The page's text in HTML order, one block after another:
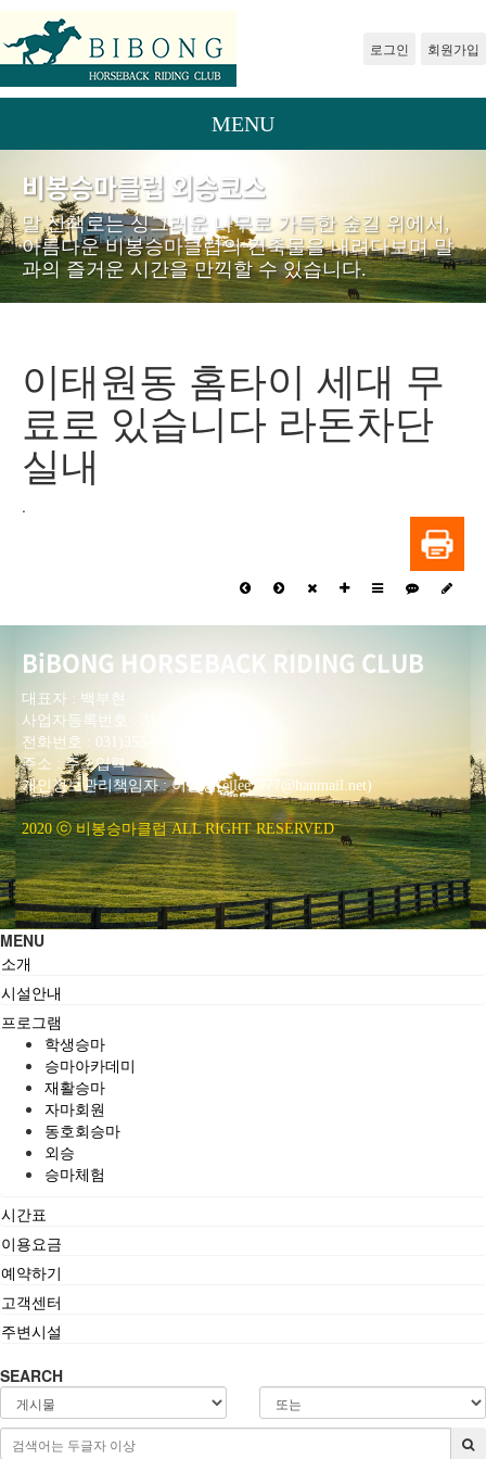
로그인 회원가입
MENU
비봉승마클럽 외승코스
말 산책로는 싱그러운 나무로 가득한 숲길 위에서,
아름다운 비봉승마클럽의 건축물을 내려다보며 말
과의 즐거운 시간을 만끽할 수 있습니다.
이태원동 홈타이 세대 무
료로 있습니다 라돈차단
실내
.
BiBONG HORSEBACK RIDING CLUB
대표자 : 백부현
사업자등록번호 : 314-43-00551
전화번호 : 031)355-8518
주소 : 주소입력
개인정보관리책임자 : 이은정(ejlee7777@hanmail.net)
2020 ⓒ 비봉승마클럽 ALL RIGHT RESERVED
MENU
소개
시설안내
프로그램
학생승마
승마아카데미
재활승마
자마회원
동호회승마
외승
승마체험
시간표
이용요금
예약하기
고객센터
주변시설
SEARCH